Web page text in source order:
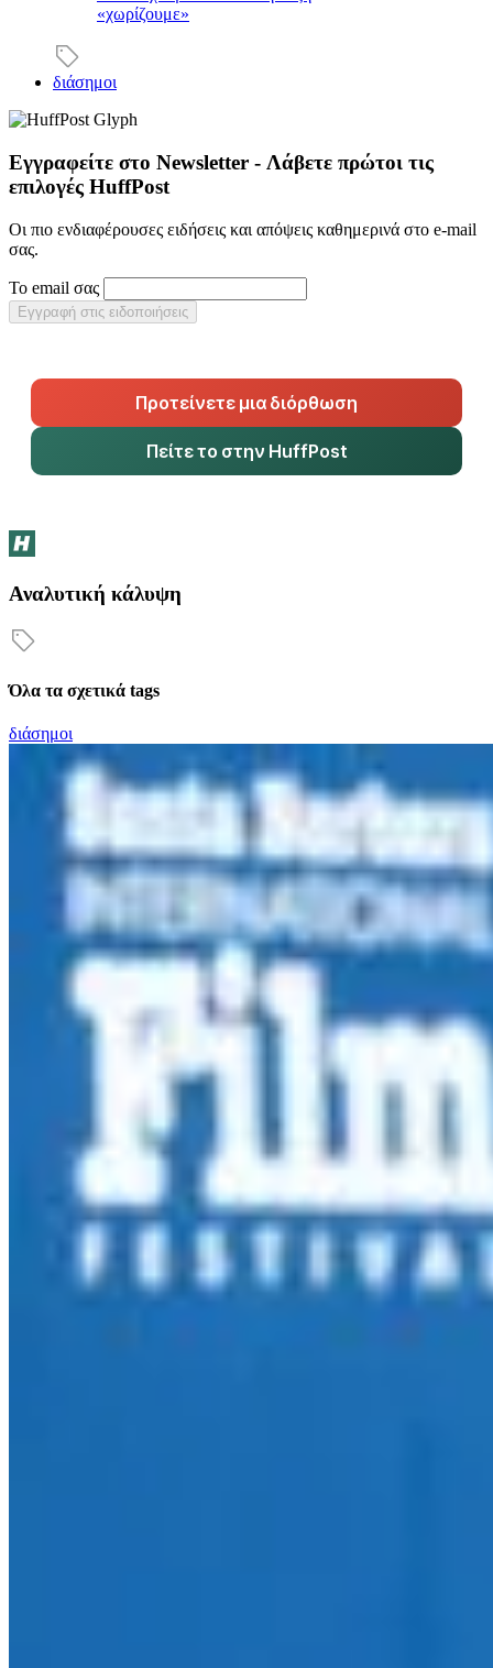
«χωρίζουμε»
διάσημοι
Εγγραφείτε στο Newsletter - Λάβετε πρώτοι τις
επιλογές HuffPost
Οι πιο ενδιαφέρουσες ειδήσεις και απόψεις καθημερινά στο e-mail
σας.
Το email σας
Εγγραφή στις ειδοποιήσεις
Προτείνετε μια διόρθωση
Πείτε το στην HuffPost
Αναλυτική κάλυψη
Όλα τα σχετικά tags
διάσημοι